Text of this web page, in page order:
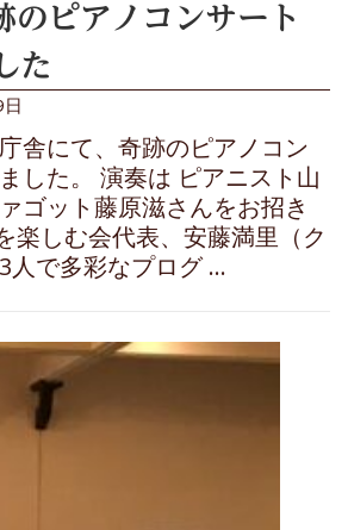
のピアノコンサート
た
舎にて、奇跡のピアノコン
した。 演奏は ピアニスト山
ゴット藤原滋さんをお招き
楽しむ会代表、安藤満里（ク
人で多彩なプログ …